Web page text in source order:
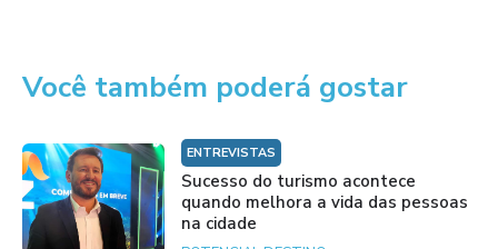
Você também poderá gostar
ENTREVISTAS
Sucesso do turismo acontece
quando melhora a vida das pessoas
na cidade